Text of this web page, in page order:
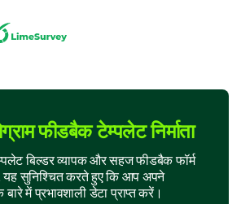
the program were clearly mentioned.
content was easy to follow.
on the program's content and the
are essential. Please share
फीडबैक टेम्पलेट निर्माता
बिल्डर व्यापक और सहज फीडबैक फॉर्म
यह सुनिश्चित करते हुए कि आप अपने
में प्रभावशाली डेटा प्राप्त करें।